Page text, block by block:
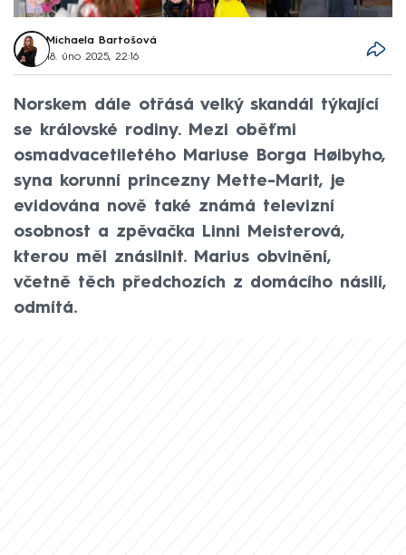
Michaela Bartošová
18. úno 2025, 22:16
Norskem dále otřásá velký skandál týkající
se královské rodiny. Mezi oběťmi
osmadvacetiletého Mariuse Borga Høibyho,
syna korunní princezny Mette-Marit, je
evidována nově také známá televizní
osobnost a zpěvačka Linni Meisterová,
kterou měl znásilnit. Marius obvinění,
včetně těch předchozích z domácího násilí,
odmítá.